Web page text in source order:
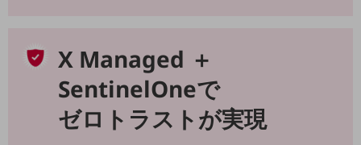
製造・建設業
X Managed ＋
SentinelOneで
ゼロトラストが実現